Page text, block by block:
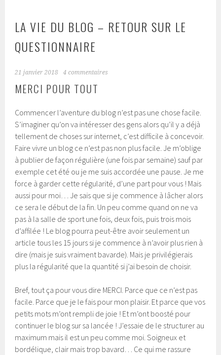
LA VIE DU BLOG – RETOUR SUR LE
QUESTIONNAIRE
21 janvier 2018 4 commentaires
MERCI POUR TOUT
Commencer l’aventure du blog n’est pas une chose facile.
S’imaginer qu’on va intéresser des gens alors qu’il y a déjà
tellement de choses sur internet, c’est difficile à concevoir.
Faire vivre un blog ce n’est pas non plus facile. Je m’oblige
à publier de façon régulière (une fois par semaine) sauf par
exemple cet été ou je me suis accordée une pause. Je me
force à garder cette régularité, d’une part pour vous ! Mais
aussi pour moi… Je sais que si je commence à lâcher alors
ce sera le début de la fin. Un peu comme quand on ne va
pas à la salle de sport une fois, deux fois, puis trois mois
d’affilée ! Le blog pourra peut-être avoir seulement un
article tous les 15 jours si je commence à n’avoir plus rien à
dire (mais je suis vraiment bavarde). Mais je privilégierais
plus la régularité que la quantité si j’ai besoin de choisir.
Bref, tout ça pour vous dire MERCI. Parce que ce n’est pas
facile. Parce que je le fais pour mon plaisir. Et parce que vos
petits mots m’ont rempli de joie ! Et m’ont boosté pour
continuer le blog sur sa lancée ! J’essaie de le structurer au
maximum mais il est un peu comme moi. Soigneux et
bordélique, clair mais trop bavard… Ce qui me rassure